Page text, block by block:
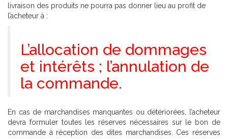
livraison des produits ne pourra pas donner lieu au profit de
l’acheteur à :
L’allocation de dommages
et intérêts ; l’annulation de
la commande.
En cas de marchandises manquantes ou détériorées, l’acheteur
devra formuler toutes les réserves nécessaires sur le bon de
commande à réception des dites marchandises. Ces réserves